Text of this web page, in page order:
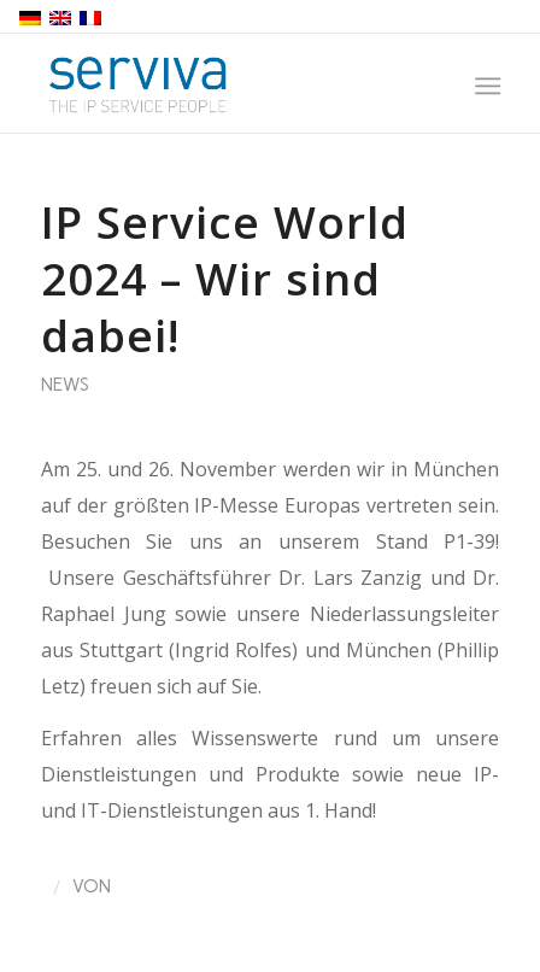
IP Service World
2024 – Wir sind
dabei!
NEWS
Am 25. und 26. November werden wir in München
auf der größten IP-Messe Europas vertreten sein.
Besuchen Sie uns an unserem Stand P1-39!
Unsere Geschäftsführer Dr. Lars Zanzig und Dr.
Raphael Jung sowie unsere Niederlassungsleiter
aus Stuttgart (Ingrid Rolfes) und München (Phillip
Letz) freuen sich auf Sie.
Erfahren alles Wissenswerte rund um unsere
Dienstleistungen und Produkte sowie neue IP-
und IT-Dienstleistungen aus 1. Hand!
/ VON